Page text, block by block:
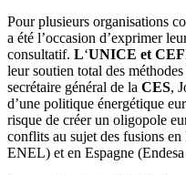
Pour plusieurs organisations
a été l’occasion d’exprimer
consultatif. L‘UNICE et
leur soutien total des
secrétaire général de la CES,
d’une politique énergétique
risque de créer un oligopole
conflits au sujet des fusions
ENEL) et en Espagne